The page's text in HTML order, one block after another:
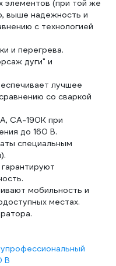
элементов (при той же
выше надежность и
с технологией
и перегрева.
дуги" и
лучшее
со сваркой
СА-190К при
до 160 В.
специальным
мобильность и
местах.
В